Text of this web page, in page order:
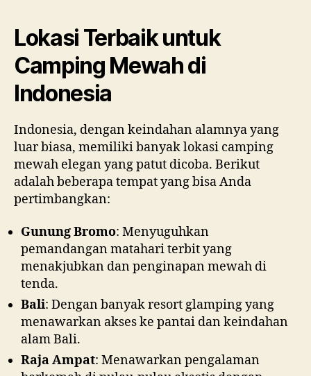
Lokasi Terbaik untuk
Camping Mewah di
Indonesia
Indonesia, dengan keindahan alamnya yang
luar biasa, memiliki banyak lokasi camping
mewah elegan yang patut dicoba. Berikut
adalah beberapa tempat yang bisa Anda
pertimbangkan:
Gunung Bromo: Menyuguhkan
pemandangan matahari terbit yang
menakjubkan dan penginapan mewah di
tenda.
Bali: Dengan banyak resort glamping yang
menawarkan akses ke pantai dan keindahan
alam Bali.
Raja Ampat: Menawarkan pengalaman